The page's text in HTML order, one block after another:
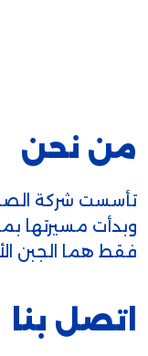
من نحن
وبدأت مسيرتها
فقط هما الجبن
اتصل بنا